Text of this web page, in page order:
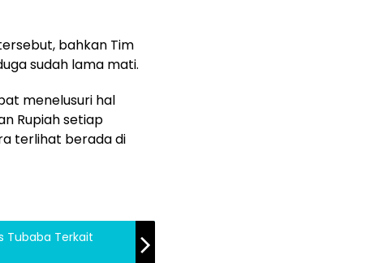
bahkan Tim
sudah lama mati.
menelusuri hal
Rupiah setiap
terlihat berada di
Tubaba Terkait